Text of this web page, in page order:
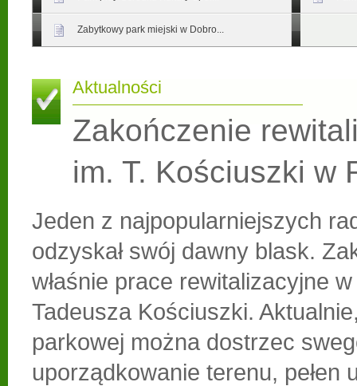
Zabytkowy park miejski w Dobro...
Aktualności
Zakończenie
im. T. Kościuszki w
Jeden z najpopularniejszych
odzyskał swój dawny blask.
właśnie prace rewitalizacyjne
Tadeusza Kościuszki.
parkowej można dostrzec
uporządkowanie terenu, pełen